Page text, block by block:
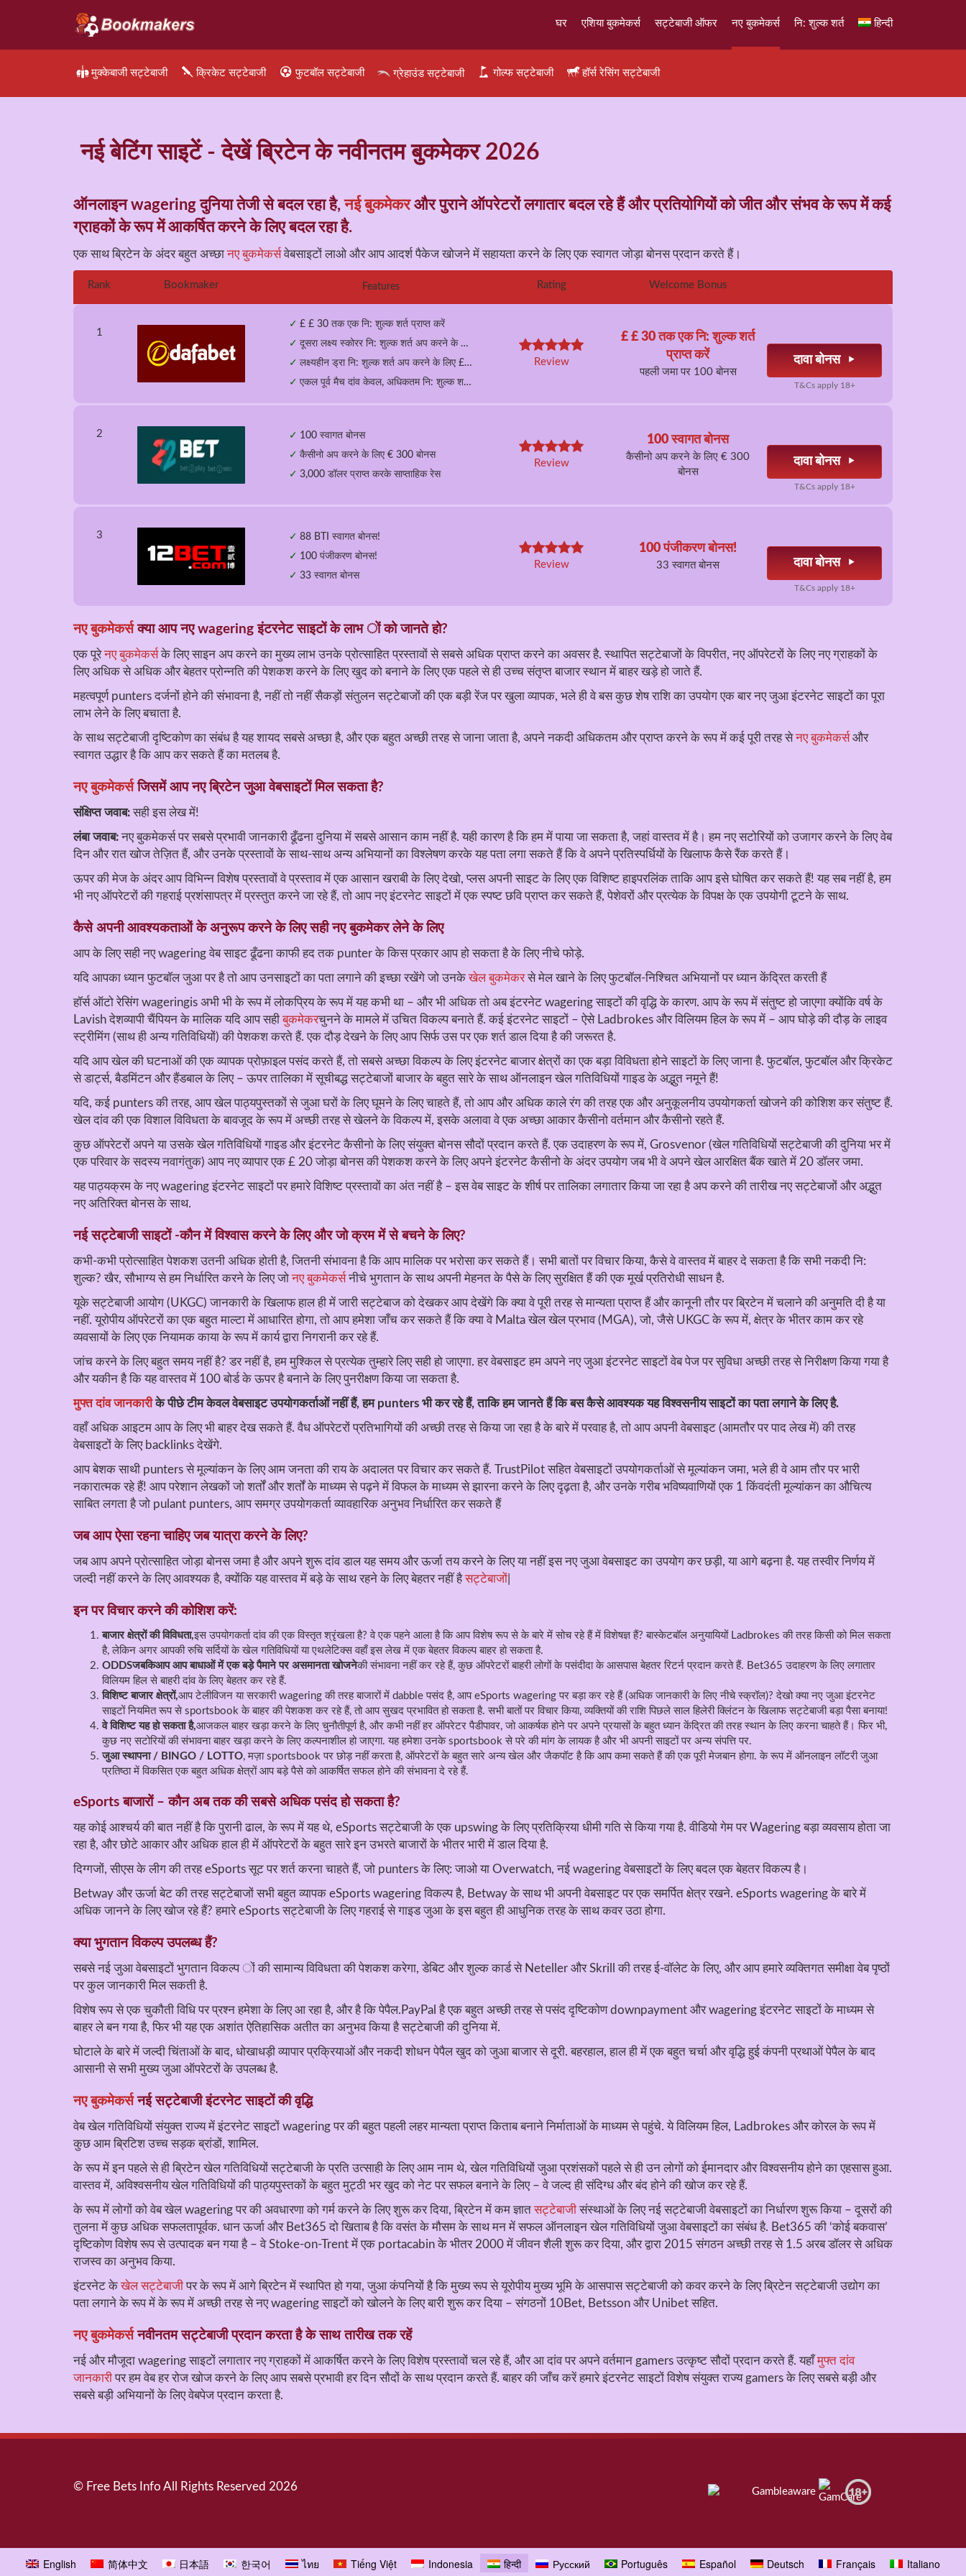
घर एशिया बुकमेकर्स सट्टेबाजी ऑफर नए बुकमेकर्स नि: शुल्क शर्त हिन्दी
मुक्केबाजी सट्टेबाजी क्रिकेट सट्टेबाजी फुटबॉल सट्टेबाजी ग्रेहाउंड सट्टेबाजी गोल्फ सट्टेबाजी हॉर्स रेसिंग सट्टेबाजी
नई बेटिंग साइटें - देखें ब्रिटेन के नवीनतम बुकमेकर 2026
ऑनलाइन wagering दुनिया तेजी से बदल रहा है,नई बुकमेकरऔर पुराने ऑपरेटरों लगातार बदल रहे हैं और प्रतियोगियों को जीत और संभव के रूप में कई
ग्राहकों के रूप में आकर्षित करने के लिए बदल रहा है.
एक साथ ब्रिटेन के अंदर बहुत अच्छानए बुकमेकर्सवेबसाइटों लाओ और आप आदर्श पैकेज खोजने में सहायता करने के लिए एक स्वागत जोड़ा बोनस प्रदान करते हैं।
Rank Bookmaker Features Rating Welcome Bonus
1
£ £ 30 तक एक नि: शुल्क शर्त प्राप्त करें
दूसरा लक्ष्य स्कोरर नि: शुल्क शर्त अप करने के लिए £ 50
लक्ष्यहीन ड्रा नि: शुल्क शर्त अप करने के लिए £ 50
एकल पूर्व मैच दांव केवल, अधिकतम नि: शुल्क शर्त £ /
£ £ 30 तक एक नि: शुल्क शर्त
प्राप्त करें
पहली जमा पर 100 बोनस
Review दावा बोनस
T&Cs apply 18+
2
100 स्वागत बोनस
कैसीनो अप करने के लिए € 300 बोनस
3,000 डॉलर प्राप्त करके साप्ताहिक रेस
100 स्वागत बोनस
कैसीनो अप करने के लिए € 300
बोनस
Review दावा बोनस
T&Cs apply 18+
3
88 BTI स्वागत बोनस!
100 पंजीकरण बोनस!
33 स्वागत बोनस
100 पंजीकरण बोनस!
33 स्वागत बोनस
Review दावा बोनस
T&Cs apply 18+
नए बुकमेकर्सक्या आप नए wagering इंटरनेट साइटों के लाभ ों को जानते हो?
एक पूरेनए बुकमेकर्सके लिए साइन अप करने का मुख्य लाभ उनके प्रोत्साहित प्रस्तावों से सबसे अधिक प्राप्त करने का अवसर है. स्थापित सट्टेबाजों के विपरीत, नए ऑपरेटरों के लिए नए ग्राहकों के
लिए अधिक से अधिक और बेहतर प्रोन्नति की पेशकश करने के लिए खुद को बनाने के लिए एक पहले से ही उच्च संतृप्त बाजार स्थान में बाहर खड़े हो जाते हैं.
महत्वपूर्ण punters दर्जनों होने की संभावना है, नहीं तो नहीं सैकड़ों संतुलन सट्टेबाजों की एक बड़ी रेंज पर खुला व्यापक, भले ही वे बस कुछ शेष राशि का उपयोग एक बार नए जुआ इंटरनेट साइटों का पूरा
लाभ लेने के लिए बचाता है.
के साथ सट्टेबाजी दृष्टिकोण का संबंध है यह शायद सबसे अच्छा है, और एक बहुत अच्छी तरह से जाना जाता है, अपने नकदी अधिकतम और प्राप्त करने के रूप में कई पूरी तरह सेनए बुकमेकर्सऔर
स्वागत उद्धार है कि आप कर सकते हैं का मतलब है.
नए बुकमेकर्सजिसमें आप नए ब्रिटेन जुआ वेबसाइटों मिल सकता है?
संक्षिप्त जवाब:सही इस लेख में!
लंबा जवाब:नए बुकमेकर्स पर सबसे प्रभावी जानकारी ढूँढना दुनिया में सबसे आसान काम नहीं है. यही कारण है कि हम में पाया जा सकता है, जहां वास्तव में है। हम नए सटोरियों को उजागर करने के लिए वेब
दिन और रात खोज तेज़ित हैं, और उनके प्रस्तावों के साथ-साथ अन्य अभियानों का विश्लेषण करके यह पता लगा सकते हैं कि वे अपने प्रतिस्पर्धियों के खिलाफ कैसे रैंक करते हैं।
ऊपर की मेज के अंदर आप विभिन्न विशेष प्रस्तावों वे प्रस्ताव में एक आसान खराबी के लिए देखो, प्लस अपनी साइट के लिए एक विशिष्ट हाइपरलिंक ताकि आप इसे घोषित कर सकते हैं! यह सब नहीं है, हम
भी नए ऑपरेटरों की गहराई प्रशंसापत्र में प्रस्तुत करने जा रहे हैं, तो आप नए इंटरनेट साइटों में एक स्पष्ट छवि प्राप्त कर सकते हैं, पेशेवरों और प्रत्येक के विपक्ष के एक उपयोगी टूटने के साथ.
कैसे अपनी आवश्यकताओं के अनुरूप करने के लिए सही नए बुकमेकर लेने के लिए
आप के लिए सही नए wagering वेब साइट ढूँढना काफी हद तक punter के किस प्रकार आप हो सकता है के लिए नीचे फोड़े.
यदि आपका ध्यान फुटबॉल जुआ पर है तो आप उनसाइटों का पता लगाने की इच्छा रखेंगे जो उनकेखेल बुकमेकरसे मेल खाने के लिए फुटबॉल-निश्चित अभियानों पर ध्यान केंद्रित करती हैं
हॉर्स ऑटो रेसिंग wageringis अभी भी के रूप में लोकप्रिय के रूप में यह कभी था – और भी अधिक तो अब इंटरनेट wagering साइटों की वृद्धि के कारण. आप के रूप में संतुष्ट हो जाएगा क्योंकि वर्ष के
Lavish देशव्यापी चैंपियन के मालिक यदि आप सहीबुकमेकरचुनने के मामले में उचित विकल्प बनाते हैं. कई इंटरनेट साइटों – ऐसे Ladbrokes और विलियम हिल के रूप में – आप घोड़े की दौड़ के लाइव
स्ट्रीमिंग (साथ ही अन्य गतिविधियों) की पेशकश करते हैं. एक दौड़ देखने के लिए आप सिर्फ उस पर एक शर्त डाल दिया है की जरूरत है.
यदि आप खेल की घटनाओं की एक व्यापक प्रोफ़ाइल पसंद करते हैं, तो सबसे अच्छा विकल्प के लिए इंटरनेट बाजार क्षेत्रों का एक बड़ा विविधता होने साइटों के लिए जाना है. फुटबॉल, फुटबॉल और क्रिकेट
से डार्ट्स, बैडमिंटन और हैंडबाल के लिए – ऊपर तालिका में सूचीबद्ध सट्टेबाजों बाजार के बहुत सारे के साथ ऑनलाइन खेल गतिविधियों गाइड के अद्भुत नमूने हैं!
यदि, कई punters की तरह, आप खेल पाठ्यपुस्तकों से जुआ घरों के लिए घूमने के लिए चाहते हैं, तो आप और अधिक काले रंग की तरह एक और अनुकूलनीय उपयोगकर्ता खोजने की कोशिश कर संतुष्ट हैं.
खेल दांव की एक विशाल विविधता के बावजूद के रूप में अच्छी तरह से खेलने के विकल्प में, इसके अलावा वे एक अच्छा आकार कैसीनो वर्तमान और कैसीनो रहते हैं.
कुछ ऑपरेटरों अपने या उसके खेल गतिविधियों गाइड और इंटरनेट कैसीनो के लिए संयुक्त बोनस सौदों प्रदान करते हैं. एक उदाहरण के रूप में, Grosvenor (खेल गतिविधियों सट्टेबाजी की दुनिया भर में
एक परिवार के सदस्य नवागंतुक) आप नए व्यापार एक £ 20 जोड़ा बोनस की पेशकश करने के लिए अपने इंटरनेट कैसीनो के अंदर उपयोग जब भी वे अपने खेल आरक्षित बैंक खाते में 20 डॉलर जमा.
यह पाठ्यक्रम के नए wagering इंटरनेट साइटों पर हमारे विशिष्ट प्रस्तावों का अंत नहीं है – इस वेब साइट के शीर्ष पर तालिका लगातार किया जा रहा है अप करने की तारीख नए सट्टेबाजों और अद्भुत
नए अतिरिक्त बोनस के साथ.
नई सट्टेबाजी साइटों -कौन में विश्वास करने के लिए और जो क्रम में से बचने के लिए?
कभी-कभी प्रोत्साहित पेशकश उतनी अधिक होती है, जितनी संभावना है कि आप मालिक पर भरोसा कर सकते हैं। सभी बातों पर विचार किया, कैसे वे वास्तव में बाहर दे सकता है कि सभी नकदी नि:
शुल्क? खैर, सौभाग्य से हम निर्धारित करने के लिए जोनए बुकमेकर्सनीचे भुगतान के साथ अपनी मेहनत के पैसे के लिए सुरक्षित हैं की एक मूर्ख प्रतिरोधी साधन है.
यूके सट्टेबाजी आयोग (UKGC) जानकारी के खिलाफ हाल ही में जारी सट्टेबाज को देखकर आप देखेंगे कि क्या वे पूरी तरह से मान्यता प्राप्त हैं और कानूनी तौर पर ब्रिटेन में चलाने की अनुमति दी है या
नहीं. यूरोपीय ऑपरेटरों का एक बहुत माल्टा में आधारित होगा, तो आप हमेशा जाँच कर सकते हैं कि क्या वे Malta खेल खेल प्रभाव (MGA), जो, जैसे UKGC के रूप में, क्षेत्र के भीतर काम कर रहे
व्यवसायों के लिए एक नियामक काया के रूप में कार्य द्वारा निगरानी कर रहे हैं.
जांच करने के लिए बहुत समय नहीं है? डर नहीं है, हम मुश्किल से प्रत्येक तुम्हारे लिए सही हो जाएगा. हर वेबसाइट हम अपने नए जुआ इंटरनेट साइटों वेब पेज पर सुविधा अच्छी तरह से निरीक्षण किया गया है
और यकीन है कि यह वास्तव में 100 बोर्ड के ऊपर है बनाने के लिए पुनरीक्षण किया जा सकता है.
मुफ्त दांव जानकारीके पीछे टीम केवल वेबसाइट उपयोगकर्ताओं नहीं हैं, हम punters भी कर रहे हैं, ताकि हम जानते हैं कि बस कैसे आवश्यक यह विश्वसनीय साइटों का पता लगाने के लिए है.
वहाँ अधिक आइटम आप के लिए भी बाहर देख सकते हैं. वैध ऑपरेटरों प्रतिभागियों की अच्छी तरह से किया जा रहा है के बारे में परवाह है, तो आप अपनी वेबसाइट (आमतौर पर पाद लेख में) की तरह
वेबसाइटों के लिए backlinks देखेंगे.
आप बेशक साथी punters से मूल्यांकन के लिए आम जनता की राय के अदालत पर विचार कर सकते हैं. TrustPilot सहित वेबसाइटों उपयोगकर्ताओं से मूल्यांकन जमा, भले ही वे आम तौर पर भारी
नकारात्मक रहे हैं! आप परेशान लेखकों जो शर्तों और शर्तों के माध्यम से पढ़ने में विफल के माध्यम से झारना करने के लिए दृढ़ता है, और उनके गरीब भविष्यवाणियों एक 1 किंवदंती मूल्यांकन का औचित्य
साबित लगता है जो pulant punters, आप समग्र उपयोगकर्ता व्यावहारिक अनुभव निर्धारित कर सकते हैं
जब आप ऐसा रहना चाहिए जब यात्रा करने के लिए?
जब आप अपने प्रोत्साहित जोड़ा बोनस जमा है और अपने शुरू दांव डाल यह समय और ऊर्जा तय करने के लिए या नहीं इस नए जुआ वेबसाइट का उपयोग कर छड़ी, या आगे बढ़ना है. यह तस्वीर निर्णय में
जल्दी नहीं करने के लिए आवश्यक है, क्योंकि यह वास्तव में बड़े के साथ रहने के लिए बेहतर नहीं हैसट्टेबाजों
इन पर विचार करने की कोशिश करें:
बाजार क्षेत्रों की विविधता,इस उपयोगकर्ता दांव की एक विस्तृत श्रृंखला है? वे एक पहने आला है कि आप विशेष रूप से के बारे में सोच रहे हैं में विशेषज्ञ हैं? बास्केटबॉल अनुयायियों Ladbrokes की तरह किसी को मिल सकता
है, लेकिन अगर आपकी रुचि सर्दियों के खेल गतिविधियों या एथलेटिक्स वहाँ इस लेख में एक बेहतर विकल्प बाहर हो सकता है.
ODDSजबकिआप आप बाधाओं में एक बड़े पैमाने पर असमानता खोजनेकी संभावना नहीं कर रहे हैं, कुछ ऑपरेटरों बाहरी लोगों के पसंदीदा के आसपास बेहतर रिटर्न प्रदान करते हैं. Bet365 उदाहरण के लिए लगातार
विलियम हिल से बाहरी दांव के लिए बेहतर कर रहे हैं.
विशिष्ट बाजार क्षेत्रों,आप टेलीविजन या सरकारी wagering की तरह बाजारों में dabble पसंद है, आप eSports wagering पर बड़ा कर रहे हैं (अधिक जानकारी के लिए नीचे स्क्रॉल)? देखो क्या नए जुआ इंटरनेट
साइटों नियमित रूप से sportsbook के बाहर की पेशकश कर रहे हैं, तो आप सुखद प्रभावित हो सकता है. सभी बातों पर विचार किया, व्यक्तियों की राशि पिछले साल हिलेरी क्लिंटन के खिलाफ सट्टेबाजी बड़ा पैसा बनाया!
वे विशिष्ट यह हो सकता है,आजकल बाहर खड़ा करने के लिए चुनौतीपूर्ण है, और कभी नहीं हर ऑपरेटर पैडीपावर, जो आकर्षक होने पर अपने प्रयासों के बहुत ध्यान केंद्रित की तरह स्थान के लिए करना चाहते हैं। फिर भी,
कुछ नए सटोरियों की संभावना बाहर खड़ा करने के लिए कल्पनाशील हो जाएगा. यह हमेशा उनके sportsbook से परे की मांग के लायक है और भी अपनी साइटों पर अन्य संपत्ति पर.
जुआ स्थापना / BINGO / LOTTO, मज़ा sportsbook पर छोड़ नहीं करता है, ऑपरेटरों के बहुत सारे अन्य खेल और जैकपॉट है कि आप कमा सकते हैं की एक पूरी मेजबान होगा. के रूप में ऑनलाइन लॉटरी जुआ
प्रतिष्ठा में विकसित एक बहुत अधिक क्षेत्रों आप बड़े पैसे को आकर्षित सफल होने की संभावना दे रहे हैं.
eSports बाजारों – कौन अब तक की सबसे अधिक पसंद हो सकता है?
यह कोई आश्चर्य की बात नहीं है कि पुरानी ढाल, के रूप में यह थे, eSports सट्टेबाजी के एक upswing के लिए प्रतिक्रिया धीमी गति से किया गया है. वीडियो गेम पर Wagering बड़ा व्यवसाय होता जा
रहा है, और छोटे आकार और अधिक हाल ही में ऑपरेटरों के बहुत सारे इन उभरते बाजारों के भीतर भारी में डाल दिया है.
दिग्गजों, सीएस के लीग की तरह eSports सूट पर शर्त करना चाहते हैं, जो punters के लिए: जाओ या Overwatch, नई wagering वेबसाइटों के लिए बदल एक बेहतर विकल्प है।
Betway और ऊर्जा बेट की तरह सट्टेबाजों सभी बहुत व्यापक eSports wagering विकल्प है, Betway के साथ भी अपनी वेबसाइट पर एक समर्पित क्षेत्र रखने. eSports wagering के बारे में
अधिक जानने के लिए खोज रहे हैं? हमारे eSports सट्टेबाजी के लिए गहराई से गाइड जुआ के इस बहुत ही आधुनिक तरह के साथ कवर उठा होगा.
क्या भुगतान विकल्प उपलब्ध हैं?
सबसे नई जुआ वेबसाइटों भुगतान विकल्प ों की सामान्य विविधता की पेशकश करेगा, डेबिट और शुल्क कार्ड से Neteller और Skrill की तरह ई-वॉलेट के लिए, और आप हमारे व्यक्तिगत समीक्षा वेब पृष्ठों
पर कुल जानकारी मिल सकती है.
विशेष रूप से एक चुकौती विधि पर प्रश्न हमेशा के लिए आ रहा है, और है कि पेपैल.PayPal है एक बहुत अच्छी तरह से पसंद दृष्टिकोण downpayment और wagering इंटरनेट साइटों के माध्यम से
बाहर ले बन गया है, फिर भी यह एक अशांत ऐतिहासिक अतीत का अनुभव किया है सट्टेबाजी की दुनिया में.
घोटाले के बारे में जल्दी चिंताओं के बाद, धोखाधड़ी व्यापार प्रक्रियाओं और नकदी शोधन पेपैल खुद को जुआ बाजार से दूरी. बहरहाल, हाल ही में एक बहुत चर्चा और वृद्धि हुई कंपनी प्रथाओं पेपैल के बाद
आसानी से सभी मुख्य जुआ ऑपरेटरों के उपलब्ध है.
नए बुकमेकर्सनई सट्टेबाजी इंटरनेट साइटों की वृद्धि
वेब खेल गतिविधियों संयुक्त राज्य में इंटरनेट साइटों wagering पर की बहुत पहली लहर मान्यता प्राप्त किताब बनाने निर्माताओं के माध्यम से पहुंचे. ये विलियम हिल, Ladbrokes और कोरल के रूप में
कुछ आम ब्रिटिश उच्च सड़क ब्रांडों, शामिल.
के रूप में इन पहले से ही ब्रिटेन खेल गतिविधियों सट्टेबाजी के प्रति उत्साही के लिए आम नाम थे, खेल गतिविधियों जुआ प्रशंसकों पहले से ही उन लोगों को ईमानदार और विश्वसनीय होने का एहसास हुआ.
वास्तव में, अविश्वसनीय खेल गतिविधियों की पाठ्यपुस्तकों के बहुत मुट्ठी भर खुद को नेट पर सफल बनाने के लिए – वे जल्द ही संदिग्ध और बंद होने की खोज कर रहे हैं.
के रूप में लोगों को वेब खेल wagering पर की अवधारणा को गर्म करने के लिए शुरू कर दिया, ब्रिटेन में कम ज्ञातसट्टेबाजीसंस्थाओं के लिए नई सट्टेबाजी वेबसाइटों का निर्धारण शुरू किया – दूसरों की
तुलना में कुछ अधिक सफलतापूर्वक. धान ऊर्जा और Bet365 दो खिताब है कि वसंत के मौसम के साथ मन में सफल ऑनलाइन खेल गतिविधियों जुआ वेबसाइटों का संबंध है. Bet365 की ‘कोई बकवास’
दृष्टिकोण विशेष रूप से उत्पादक बन गया है – वे Stoke-on-Trent में एक portacabin के भीतर 2000 में जीवन शैली शुरू कर दिया, और द्वारा 2015 संगठन अच्छी तरह से 1.5 अरब डॉलर से अधिक
राजस्व का अनुभव किया.
इंटरनेट केखेल सट्टेबाजीपर के रूप में आगे ब्रिटेन में स्थापित हो गया, जुआ कंपनियों है कि मुख्य रूप से यूरोपीय मुख्य भूमि के आसपास सट्टेबाजी को कवर करने के लिए ब्रिटेन सट्टेबाजी उद्योग का
पता लगाने के रूप में के रूप में अच्छी तरह से नए wagering साइटों को खोलने के लिए बारी शुरू कर दिया – संगठनों 10Bet, Betsson और Unibet सहित.
नए बुकमेकर्सनवीनतम सट्टेबाजी प्रदान करता है के साथ तारीख तक रहें
नई और मौजूदा wagering साइटों लगातार नए ग्राहकों में आकर्षित करने के लिए विशेष प्रस्तावों चल रहे हैं, और आ दांव पर अपने वर्तमान gamers उत्कृष्ट सौदों प्रदान करते हैं. यहाँमुफ्त दांव
जानकारीपर हम वेब हर रोज खोज करने के लिए आप सबसे प्रभावी हर दिन सौदों के साथ प्रदान करते हैं. बाहर की जाँच करें हमारे इंटरनेट साइटों विशेष संयुक्त राज्य gamers के लिए सबसे बड़ी और
सबसे बड़ी अभियानों के लिए वेबपेज प्रदान करता है.
© Free Bets Info All Rights Reserved 2026
English 简体中文 日本語 한국어 ไทย Tiếng Việt Indonesia हिन्दी Русский Português Español Deutsch Français Italiano